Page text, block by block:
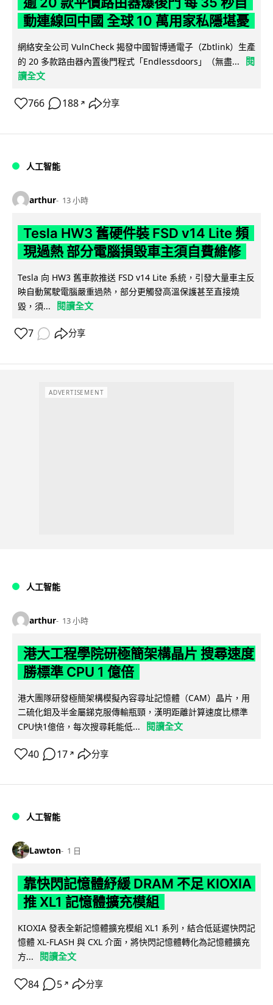
動連線回中國 全球 10 萬用家私隱堪憂
網絡安全公司 VulnCheck 揭發中國智博通電子（Zbtlink）生產
的 20 多款路由器內置後門程式「Endlessdoors」（無盡...
閱
讀全文
766 188 ↗ 分享
人工智能
arthur 13 小時
Tesla HW3 舊硬件裝 FSD v14 Lite 頻
現過熱 部分電腦損毀車主須自費維修
Tesla 向 HW3 舊車款推送 FSD v14 Lite 系統，引發大量車主反
映自動駕駛電腦嚴重過熱，部分更觸發高溫保護甚至直接燒
毀，須...
閱讀全文
7 分享
ADVERTISEMENT
人工智能
arthur 13 小時
港大工程學院研極簡架構晶片 搜尋速度
勝標準 CPU 1 億倍
港大團隊研發極簡架構模擬內容尋址記憶體（CAM）晶片，用
二硫化鉬及半金屬銻克服傳輸瓶頸，漢明距離計算速度比標準
CPU快1億倍，每次搜尋耗能低...
閱讀全文
40 17 ↗ 分享
人工智能
Lawton 1 日
靠快閃記憶體紓緩 DRAM 不足 KIOXIA
推 XL1 記憶體擴充模組
KIOXIA 發表全新記憶體擴充模組 XL1 系列，結合低延遲快閃記
憶體 XL-FLASH 與 CXL 介面，將快閃記憶體轉化為記憶體擴充
方...
閱讀全文
84 5 ↗ 分享